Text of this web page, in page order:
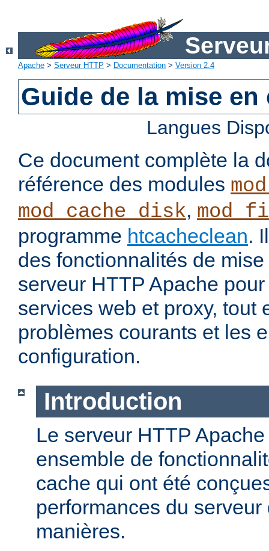
Apache > Serveur HTTP > Documentation > Version 2.4
Guide de la mise en
Langues
Ce document complète la
référence des modules
mod_cache_disk,
programme htcacheclean.
des fonctionnalités de
serveur HTTP Apache
services web et proxy, tout
problèmes courants et les
configuration.
Introduction
Le serveur HTTP
ensemble de
cache qui ont été
performances du serveur
manières.